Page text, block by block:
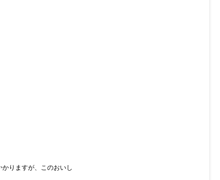
りますが、このおいし